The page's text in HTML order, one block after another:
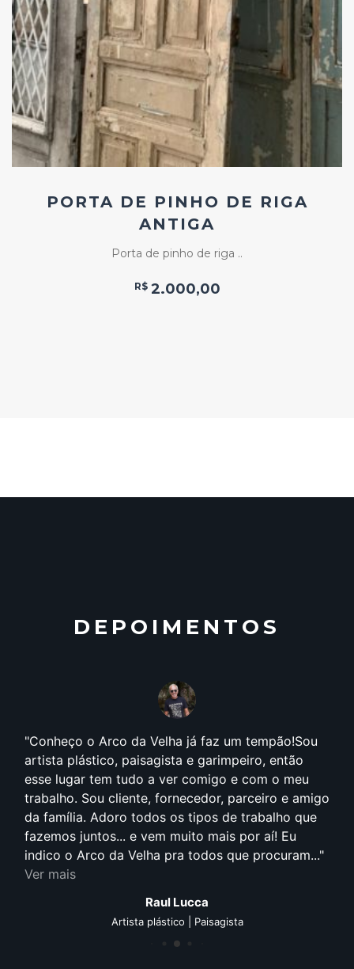
Add
ao
Favoritos
PORTA DE PINHO DE RIGA
ANTIGA
Porta de pinho de riga ..
R$ 2.000,00
DEPOIMENTOS
Conheço o Arco da Velha já faz um tempão!Sou
artista plástico, paisagista e garimpeiro, então
esse lugar tem tudo a ver comigo e com o meu
trabalho. Sou cliente, fornecedor, parceiro e amigo
da família. Adoro todos os tipos de trabalho que
fazemos juntos... e vem muito mais por aí! Eu
indico o Arco da Velha pra todos que procuram...
Ver mais
Raul Lucca
Artista plástico | Paisagista